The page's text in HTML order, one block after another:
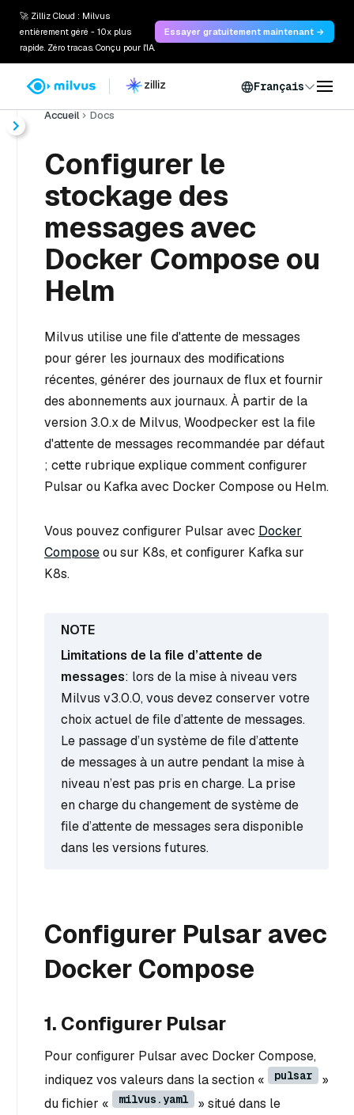
🚀 Zilliz Cloud : Milvus
entièrement géré - 10x plus
rapide. Zéro tracas. Conçu pour l'IA.
Essayer gratuitement maintenant →
Français
Accueil Docs
Configurer le
stockage des
messages avec
Docker Compose ou
Helm
Milvus utilise une file d'attente de messages
pour gérer les journaux des modifications
récentes, générer des journaux de flux et fournir
des abonnements aux journaux. À partir de la
version 3.0.x de Milvus, Woodpecker est la file
d'attente de messages recommandée par défaut
; cette rubrique explique comment configurer
Pulsar ou Kafka avec Docker Compose ou Helm.
Vous pouvez configurer Pulsar avec Docker
Composeou sur K8s, et configurer Kafka sur
K8s.
Limitations de la file d’attente de
messages: lors de la mise à niveau vers
Milvus v3.0.0, vous devez conserver votre
choix actuel de file d’attente de messages.
Le passage d’un système de file d’attente
de messages à un autre pendant la mise à
niveau n’est pas pris en charge. La prise
en charge du changement de système de
file d’attente de messages sera disponible
dans les versions futures.
Configurer Pulsar avec
Docker Compose
1. Configurer Pulsar
Pour configurer Pulsar avec Docker Compose,
indiquez vos valeurs dans la section «
pulsar
»
du fichier «
milvus.yaml
» situé dans le